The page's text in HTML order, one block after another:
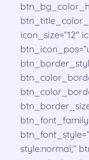
icon_size=“12″
style:normal;“